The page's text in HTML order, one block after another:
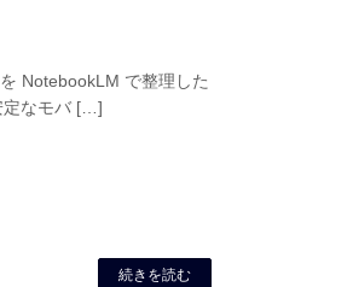
NotebookLM で整理した
定なモバ […]
続きを読む